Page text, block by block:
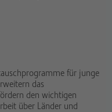
für junge
das
den wichtigen
über Länder und